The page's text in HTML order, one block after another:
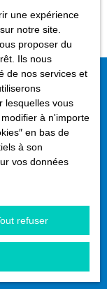
!
une expérience
notre site.
proposer du
Ils nous
de nos services et
lesquelles vous
à n'importe
en bas de
à son
vos données
refuser